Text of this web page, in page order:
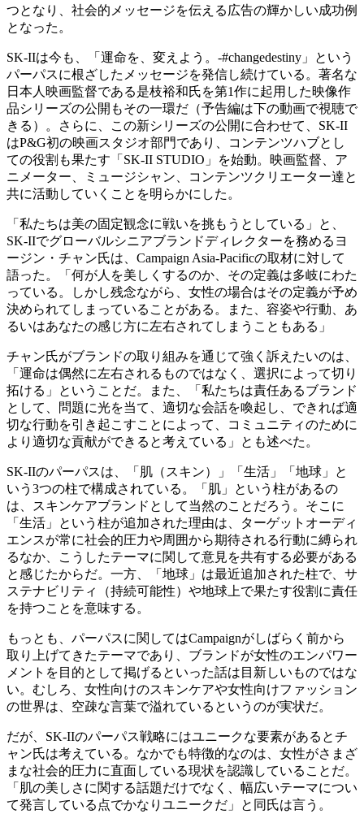
つとなり、社会的メッセージを伝える広告の輝かしい成功例
となった。
SK-IIは今も、「運命を、変えよう。-#changedestiny」という
パーパスに根ざしたメッセージを発信し続けている。著名な
日本人映画監督である是枝裕和氏を第1作に起用した映像作
品シリーズの公開もその一環だ（予告編は下の動画で視聴で
きる）。さらに、この新シリーズの公開に合わせて、SK-II
はP&G初の映画スタジオ部門であり、コンテンツハブとし
ての役割も果たす「SK-II STUDIO」を始動。映画監督、ア
ニメーター、ミュージシャン、コンテンツクリエーター達と
共に活動していくことを明らかにした。
「私たちは美の固定観念に戦いを挑もうとしている」と、
SK-IIでグローバルシニアブランドディレクターを務めるヨ
ージン・チャン氏は、Campaign Asia-Pacificの取材に対して
語った。「何が人を美しくするのか、その定義は多岐にわた
っている。しかし残念ながら、女性の場合はその定義が予め
決められてしまっていることがある。また、容姿や行動、あ
るいはあなたの感じ方に左右されてしまうこともある」
チャン氏がブランドの取り組みを通じて強く訴えたいのは、
「運命は偶然に左右されるものではなく、選択によって切り
拓ける」ということだ。また、「私たちは責任あるブランド
として、問題に光を当て、適切な会話を喚起し、できれば適
切な行動を引き起こすことによって、コミュニティのために
より適切な貢献ができると考えている」とも述べた。
SK-IIのパーパスは、「肌（スキン）」「生活」「地球」と
いう3つの柱で構成されている。「肌」という柱があるの
は、スキンケアブランドとして当然のことだろう。そこに
「生活」という柱が追加された理由は、ターゲットオーディ
エンスが常に社会的圧力や周囲から期待される行動に縛られ
るなか、こうしたテーマに関して意見を共有する必要がある
と感じたからだ。一方、「地球」は最近追加された柱で、サ
ステナビリティ（持続可能性）や地球上で果たす役割に責任
を持つことを意味する。
もっとも、パーパスに関してはCampaignがしばらく前から
取り上げてきたテーマであり、ブランドが女性のエンパワー
メントを目的として掲げるといった話は目新しいものではな
い。むしろ、女性向けのスキンケアや女性向けファッション
の世界は、空疎な言葉で溢れているというのが実状だ。
だが、SK-IIのパーパス戦略にはユニークな要素があるとチ
ャン氏は考えている。なかでも特徴的なのは、女性がさまざ
まな社会的圧力に直面している現状を認識していることだ。
「肌の美しさに関する話題だけでなく、幅広いテーマについ
て発言している点でかなりユニークだ」と同氏は言う。